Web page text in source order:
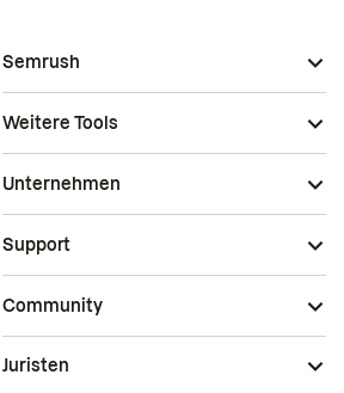
Semrush
Weitere Tools
Unternehmen
Support
Community
Juristen